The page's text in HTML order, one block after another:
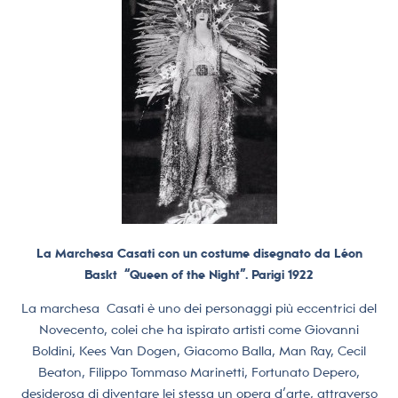
La Marchesa Casati con un costume disegnato da Léon
Baskt “Queen of the Night”. Parigi 1922
La marchesa Casati è uno dei personaggi più eccentrici del
Novecento, colei che ha ispirato artisti come Giovanni
Boldini, Kees Van Dogen, Giacomo Balla, Man Ray, Cecil
Beaton, Filippo Tommaso Marinetti, Fortunato Depero,
desiderosa di diventare lei stessa un opera d’arte, attraverso